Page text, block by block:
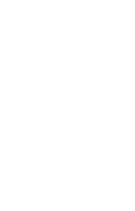
гольфа. Russian golf